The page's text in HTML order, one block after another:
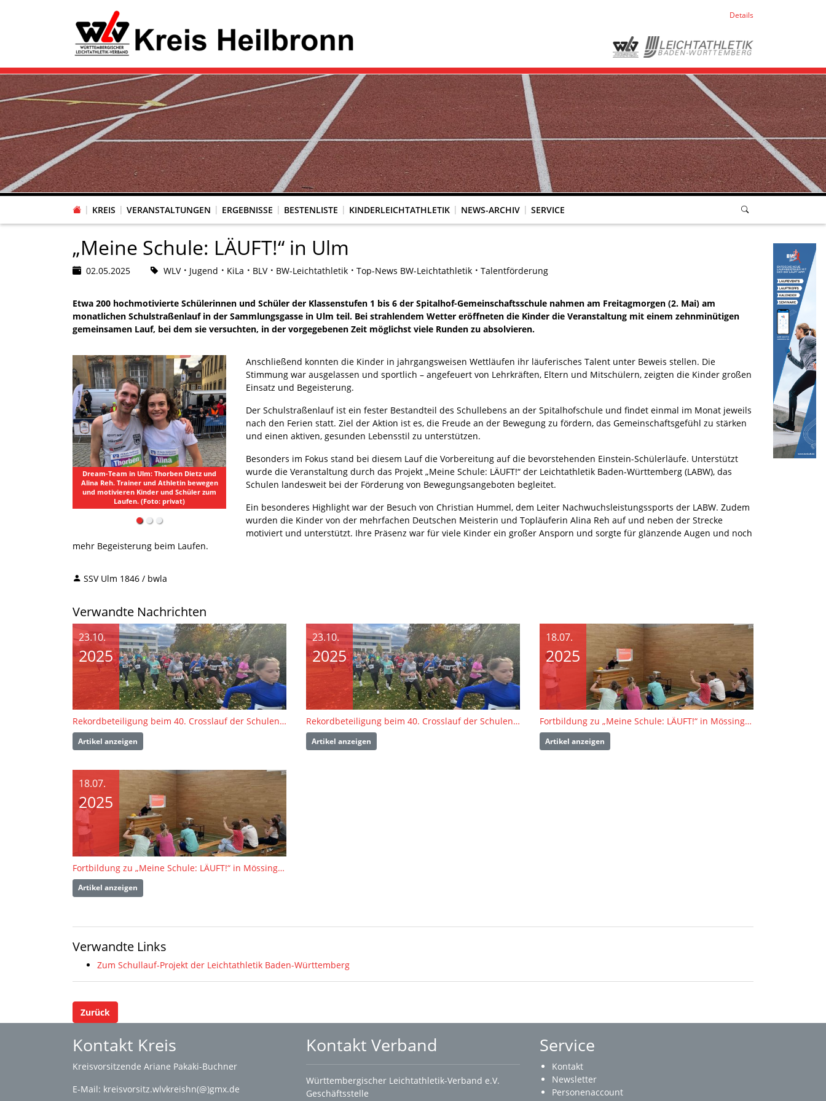
Details
KREIS VERANSTALTUNGEN ERGEBNISSE BESTENLISTE KINDERLEICHTATHLETIK NEWS-ARCHIV SERVICE
„Meine Schule: LÄUFT!“ in Ulm
02.05.2025 WLV Jugend KiLa BLV BW-Leichtathletik Top-News BW-Leichtathletik Talentförderung
Etwa 200 hochmotivierte Schülerinnen und Schüler der Klassenstufen 1 bis 6 der Spitalhof-Gemeinschaftsschule nahmen am Freitagmorgen (2. Mai) am
monatlichen Schulstraßenlauf in der Sammlungsgasse in Ulm teil. Bei strahlendem Wetter eröffneten die Kinder die Veranstaltung mit einem zehnminütigen
gemeinsamen Lauf, bei dem sie versuchten, in der vorgegebenen Zeit möglichst viele Runden zu absolvieren.
Dream-Team in Ulm: Thorben Dietz und
Alina Reh. Trainer und Athletin bewegen
und motivieren Kinder und Schüler zum
Laufen. (Foto: privat)
Anschließend konnten die Kinder in jahrgangsweisen Wettläufen ihr läuferisches Talent unter Beweis stellen. Die
Stimmung war ausgelassen und sportlich – angefeuert von Lehrkräften, Eltern und Mitschülern, zeigten die Kinder großen
Einsatz und Begeisterung.
Der Schulstraßenlauf ist ein fester Bestandteil des Schullebens an der Spitalhofschule und findet einmal im Monat jeweils
nach den Ferien statt. Ziel der Aktion ist es, die Freude an der Bewegung zu fördern, das Gemeinschaftsgefühl zu stärken
und einen aktiven, gesunden Lebensstil zu unterstützen.
Besonders im Fokus stand bei diesem Lauf die Vorbereitung auf die bevorstehenden Einstein-Schülerläufe. Unterstützt
wurde die Veranstaltung durch das Projekt „Meine Schule: LÄUFT!“ der Leichtathletik Baden-Württemberg (LABW), das
Schulen landesweit bei der Förderung von Bewegungsangeboten begleitet.
Ein besonderes Highlight war der Besuch von Christian Hummel, dem Leiter Nachwuchsleistungssports der LABW. Zudem
wurden die Kinder von der mehrfachen Deutschen Meisterin und Topläuferin Alina Reh auf und neben der Strecke
motiviert und unterstützt. Ihre Präsenz war für viele Kinder ein großer Ansporn und sorgte für glänzende Augen und noch
mehr Begeisterung beim Laufen.
SSV Ulm 1846 / bwla
Verwandte Nachrichten
23.10.
2025
Rekordbeteiligung beim 40. Crosslauf der Schulen am Firstwald
Artikel anzeigen
23.10.
2025
Rekordbeteiligung beim 40. Crosslauf der Schulen am Firstwald
Artikel anzeigen
18.07.
2025
Fortbildung zu „Meine Schule: LÄUFT!“ in Mössingen
Artikel anzeigen
18.07.
2025
Fortbildung zu „Meine Schule: LÄUFT!“ in Mössingen
Artikel anzeigen
Verwandte Links
Zum Schullauf-Projekt der Leichtathletik Baden-Württemberg
Zurück
Kontakt Kreis
Kreisvorsitzende Ariane Pakaki-Buchner
E-Mail: kreisvorsitz.wlvkreishn(@)gmx.de
Kontakt Verband
Württembergischer Leichtathletik-Verband e.V.
Geschäftsstelle
Service
Kontakt
Newsletter
Personenaccount